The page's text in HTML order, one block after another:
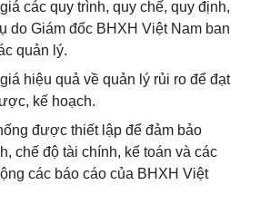
các quy trình, quy chế, quy định,
do Giám đốc BHXH Việt Nam ban
quản lý.
hiệu quả về quản lý rủi ro để đạt
kế hoạch.
được thiết lập để đảm bảo
chế độ tài chính, kế toán và các
các báo cáo của BHXH Việt